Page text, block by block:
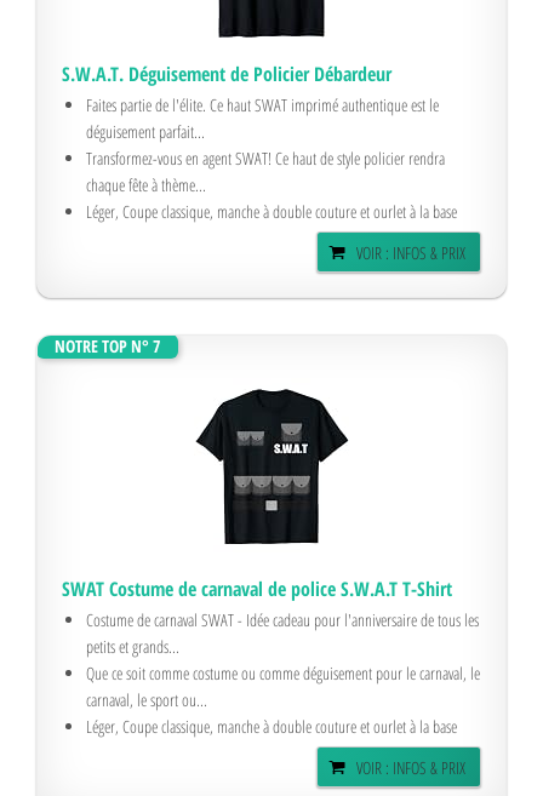
S.W.A.T. Déguisement de Policier Débardeur
Faites partie de l'élite. Ce haut SWAT imprimé authentique est le
déguisement parfait...
Transformez-vous en agent SWAT! Ce haut de style policier rendra
chaque fête à thème...
Léger, Coupe classique, manche à double couture et ourlet à la base
VOIR : INFOS & PRIX
NOTRE TOP N° 7
SWAT Costume de carnaval de police S.W.A.T T-Shirt
Costume de carnaval SWAT - Idée cadeau pour l'anniversaire de tous les
petits et grands...
Que ce soit comme costume ou comme déguisement pour le carnaval, le
carnaval, le sport ou...
Léger, Coupe classique, manche à double couture et ourlet à la base
VOIR : INFOS & PRIX